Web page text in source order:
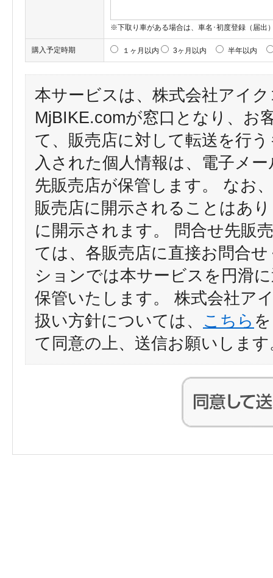
※下取り車がある場合は、車名･初度登録（届出
購入予定時期 １ヶ月以内 3ヶ月以内 半年以内
本サービスは、株式会社アイ
MjBIKE.comが窓口となり、お
て、販売店に対して転送を行
入された個人情報は、電子メ
先販売店が保管します。 なお
販売店に開示されることはあ
に開示されます。 問合せ先販
ては、各販売店に直接お問合
ションでは本サービスを円滑
保管いたします。 株式会社ア
扱い方針については、 こちら
て同意の上、送信お願いします